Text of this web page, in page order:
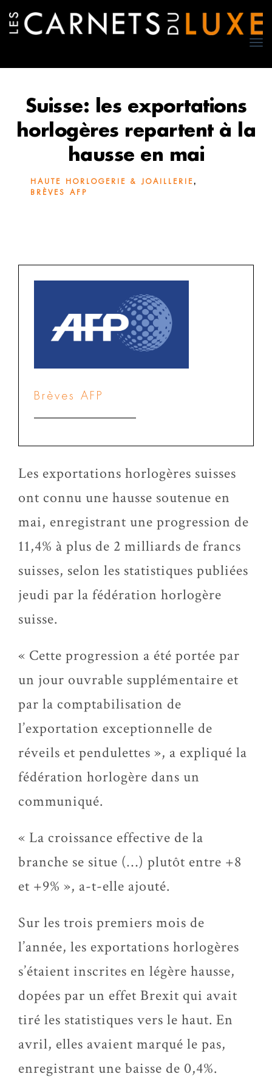
Suisse: les exportations
horlogères repartent à la
hausse en mai
HAUTE HORLOGERIE & JOAILLERIE,
BRÈVES AFP
Brèves AFP
Les exportations horlogères suisses
ont connu une hausse soutenue en
mai, enregistrant une progression de
11,4% à plus de 2 milliards de francs
suisses, selon les statistiques publiées
jeudi par la fédération horlogère
suisse.
« Cette progression a été portée par
un jour ouvrable supplémentaire et
par la comptabilisation de
l’exportation exceptionnelle de
réveils et pendulettes », a expliqué la
fédération horlogère dans un
communiqué.
« La croissance effective de la
branche se situe (…) plutôt entre +8
et +9% », a-t-elle ajouté.
Sur les trois premiers mois de
l’année, les exportations horlogères
s’étaient inscrites en légère hausse,
dopées par un effet Brexit qui avait
tiré les statistiques vers le haut. En
avril, elles avaient marqué le pas,
enregistrant une baisse de 0,4%.